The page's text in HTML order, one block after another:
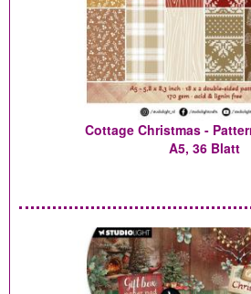
Cottage Christmas -
A5, 36 Blatt